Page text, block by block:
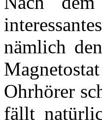
nämlich
Ohrhörer
fällt